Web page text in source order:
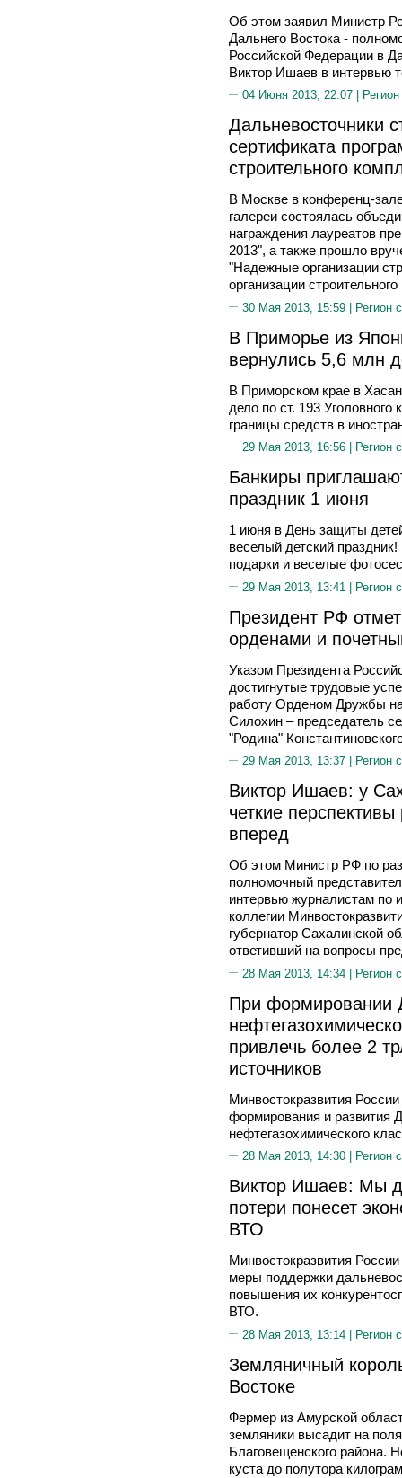
Об этом заявил Министр
Дальнего Востока -
Российской Федерации в
Виктор Ишаев в интервью
04 Июня 2013, 22:07 |
Дальневосточники
сертификата
строительного
В Москве в конференц-
галереи состоялась
награждения лауреатов
2013", а также прошло
"Надежные организации
организации
30 Мая 2013, 15:59 | Регион
В Приморье из
вернулись 5,6 млн
В Приморском крае в
дело по ст. 193
границы средств в
29 Мая 2013, 16:56 | Регион
Банкиры
праздник 1 июня
1 июня в День защиты
веселый детский
подарки и веселые
29 Мая 2013, 13:41 | Регион
Президент РФ
орденами и
Указом Президента
достигнутые трудовые
работу Орденом Дружбы
Силохин – председатель
"Родина"
29 Мая 2013, 13:37 | Регион
Виктор Ишаев: у
четкие
вперед
Об этом Министр РФ по
полномочный
интервью журналистам по
коллегии
губернатор Сахалинской
ответивший на вопросы
28 Мая 2013, 14:34 | Регион
При формировании
привлечь более 2
источников
Минвостокразвития
формирования и развития
нефтегазохимического
28 Мая 2013, 14:30 | Регион
Виктор Ишаев: Мы
потери понесет
ВТО
Минвостокразвития
меры поддержки
повышения их
ВТО.
28 Мая 2013, 13:14 | Регион
Земляничный
Востоке
Фермер из Амурской
земляники высадит на
Благовещенского района.
куста до полутора